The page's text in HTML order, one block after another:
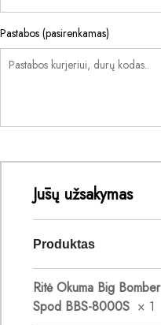
Pastabos (pasirenkamas)
Jūsų užsakymas
Produktas
Ritė Okuma Big Bomber
Spod BBS-8000S × 1